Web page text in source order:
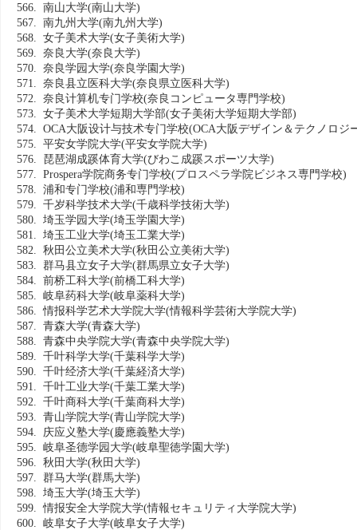
566. 南山大学(南山大学)
567. 南九州大学(南九州大学)
568. 女子美术大学(女子美術大学)
569. 奈良大学(奈良大学)
570. 奈良学园大学(奈良学園大学)
571. 奈良县立医科大学(奈良県立医科大学)
572. 奈良计算机专门学校(奈良コンピュータ専門学校)
573. 女子美术大学短期大学部(女子美術大学短期大学部)
574. OCA大阪设计与技术专门学校(OCA大阪デザイン＆テクノロジ
575. 平安女学院大学(平安女学院大学)
576. 琵琶湖成蹊体育大学(びわこ成蹊スポーツ大学)
577. Prospera学院商务专门学校(プロスペラ学院ビジネス専門学校)
578. 浦和专门学校(浦和専門学校)
579. 千岁科学技术大学(千歳科学技術大学)
580. 埼玉学园大学(埼玉学園大学)
581. 埼玉工业大学(埼玉工業大学)
582. 秋田公立美术大学(秋田公立美術大学)
583. 群马县立女子大学(群馬県立女子大学)
584. 前桥工科大学(前橋工科大学)
585. 岐阜药科大学(岐阜薬科大学)
586. 情报科学艺术大学院大学(情報科学芸術大学院大学)
587. 青森大学(青森大学)
588. 青森中央学院大学(青森中央学院大学)
589. 千叶科学大学(千葉科学大学)
590. 千叶经济大学(千葉経済大学)
591. 千叶工业大学(千葉工業大学)
592. 千叶商科大学(千葉商科大学)
593. 青山学院大学(青山学院大学)
594. 庆应义塾大学(慶應義塾大学)
595. 岐阜圣德学园大学(岐阜聖徳学園大学)
596. 秋田大学(秋田大学)
597. 群马大学(群馬大学)
598. 埼玉大学(埼玉大学)
599. 情报安全大学院大学(情報セキュリティ大学院大学)
600. 岐阜女子大学(岐阜女子大学)